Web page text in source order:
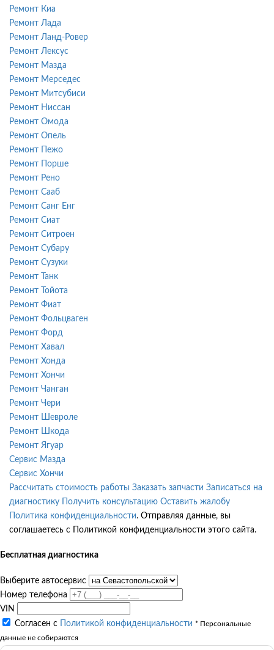
Ремонт Киа
Ремонт Лада
Ремонт Ланд-Ровер
Ремонт Лексус
Ремонт Мазда
Ремонт Мерседес
Ремонт Митсубиси
Ремонт Ниссан
Ремонт Омода
Ремонт Опель
Ремонт Пежо
Ремонт Порше
Ремонт Рено
Ремонт Сааб
Ремонт Санг Енг
Ремонт Сиат
Ремонт Ситроен
Ремонт Субару
Ремонт Сузуки
Ремонт Танк
Ремонт Тойота
Ремонт Фиат
Ремонт Фольцваген
Ремонт Форд
Ремонт Хавал
Ремонт Хонда
Ремонт Хончи
Ремонт Чанган
Ремонт Чери
Ремонт Шевроле
Ремонт Шкода
Ремонт Ягуар
Сервис Мазда
Сервис Хончи
Рассчитать стоимость работы Заказать запчасти Записаться на
диагностику
Получить консультацию Оставить жалобу
Политика конфиденциальности. Отправляя данные, вы
соглашаетесь с Политикой конфиденциальности этого сайта.
Бесплатная диагностика
Выберите автосервис
Номер телефона
VIN
Согласен с
Политикой конфиденциальности * Персональные
данные не собираются